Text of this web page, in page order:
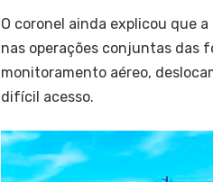
O coronel ainda explicou que
nas operações conjuntas das
monitoramento aéreo,
difícil acesso.